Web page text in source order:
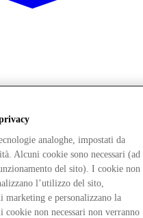
analoghe, impostati da
Alcuni cookie sono necessari (ad
del sito). I cookie non
l’utilizzo del sito,
marketing e personalizzano la
non necessari non verranno